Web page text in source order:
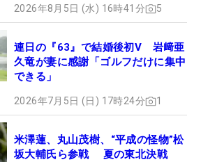
2026年8月5日 (水) 16時41分 5
連日の『63』で結婚後初V 岩﨑亜
久竜が妻に感謝「ゴルフだけに集中
できる」
2026年7月5日 (日) 17時24分 1
米澤蓮、丸山茂樹、“平成の怪物”松
坂大輔氏ら参戦 夏の東北決戦